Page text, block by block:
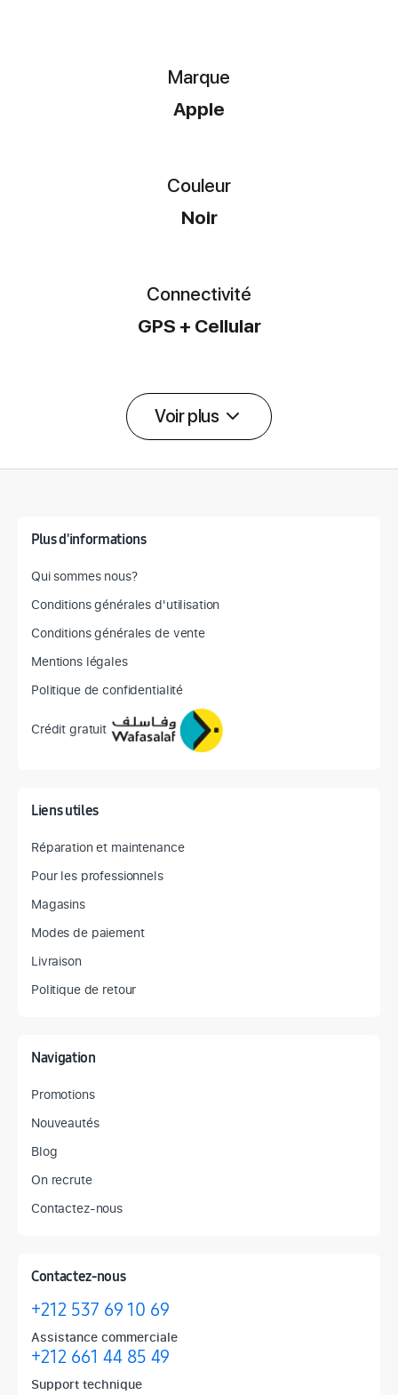
Marque
Apple
Couleur
Noir
Connectivité
GPS + Cellular
Voir plus
Plus d'informations
Qui sommes nous?
Conditions générales d'utilisation
Conditions générales de vente
Mentions légales
Politique de confidentialité
Crédit gratuit
Liens utiles
Réparation et maintenance
Pour les professionnels
Magasins
Modes de paiement
Livraison
Politique de retour
Navigation
Promotions
Nouveautés
Blog
On recrute
Contactez-nous
Contactez-nous
+212 537 69 10 69
Assistance commerciale
+212 661 44 85 49
Support technique